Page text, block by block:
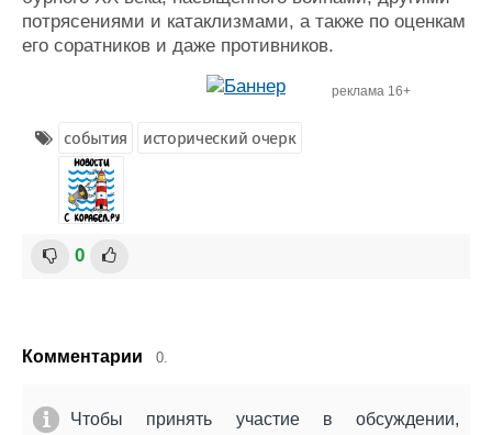
потрясениями и катаклизмами, а также по оценкам
его соратников и даже противников.
реклама 16+
события исторический очерк
0
Комментарии 0.
Чтобы принять участие в обсуждении,